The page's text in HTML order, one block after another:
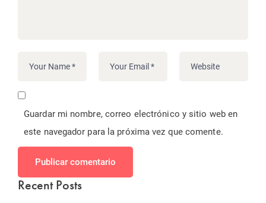
Guardar mi nombre, correo electrónico y sitio web en
este navegador para la próxima vez que comente.
Publicar comentario
Recent Posts